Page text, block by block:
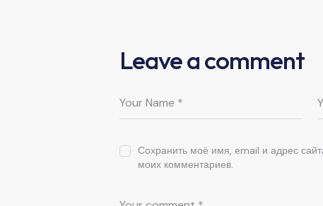
Leave a comment
Сохранить моё имя, email и адрес
моих комментариев.